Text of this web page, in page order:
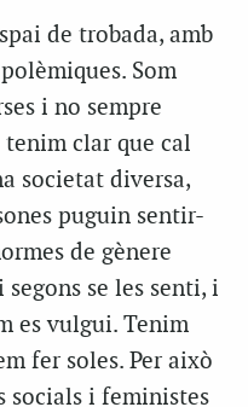
de trobada, amb
Som
i no sempre
tenim clar que cal
societat diversa,
puguin sentir-
de gènere
se les senti, i
es vulgui. Tenim
fer soles. Per això
socials i feministes